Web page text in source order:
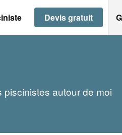
Devis gratuit
autour de moi